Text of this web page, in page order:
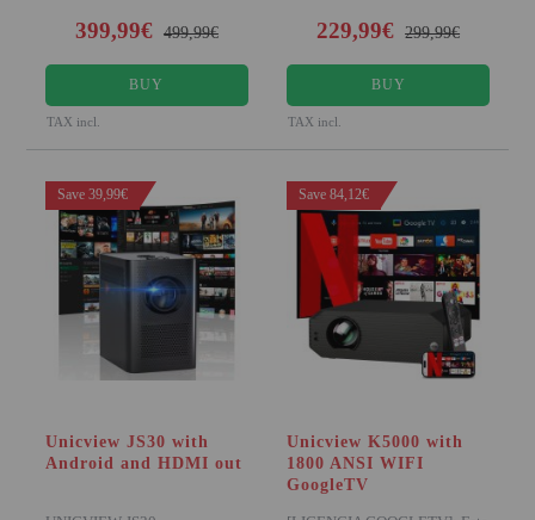
399,99€ 499,99€
BUY
TAX incl.
229,99€ 299,99€
BUY
TAX incl.
Save 39,99€
Unicview JS30 with
Android and HDMI out
Save 84,12€
Unicview K5000 with
1800 ANSI WIFI
GoogleTV